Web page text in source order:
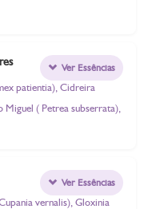
patientia), Cidreira
( Petrea subserrata),
Ver Essências
vernalis), Gloxinia
Ver Essências